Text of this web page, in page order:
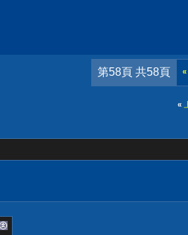
第58頁 共58頁 «
«